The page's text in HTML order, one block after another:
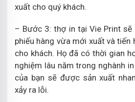
xuất cho quý khách.
– Bước 3: thợ in tại Vie Print sẽ
phiếu hàng vừa mới xuất và tiến
cho khách. Họ đã có thời gian
nghiệm lâu năm trong nghành
của bạn sẽ được sản xuất
xảy ra lỗi.